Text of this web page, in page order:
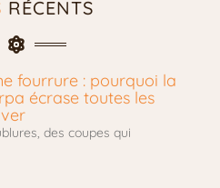
RÉCENTS
fourrure : pourquoi la
écrase toutes les
des coupes qui